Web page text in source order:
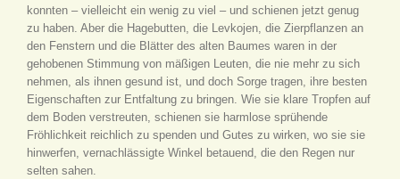
konnten – vielleicht ein wenig zu viel – und schienen jetzt genug
zu haben. Aber die Hagebutten, die Levkojen, die Zierpflanzen an
den Fenstern und die Blätter des alten Baumes waren in der
gehobenen Stimmung von mäßigen Leuten, die nie mehr zu sich
nehmen, als ihnen gesund ist, und doch Sorge tragen, ihre besten
Eigenschaften zur Entfaltung zu bringen. Wie sie klare Tropfen auf
dem Boden verstreuten, schienen sie harmlose sprühende
Fröhlichkeit reichlich zu spenden und Gutes zu wirken, wo sie sie
hinwerfen, vernachlässigte Winkel betauend, die den Regen nur
selten sahen.